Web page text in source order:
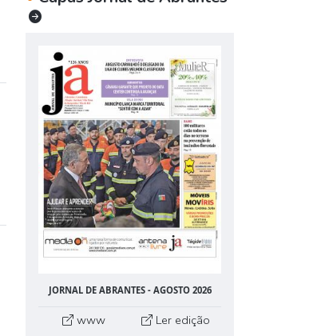
JORNAL DE ABRANTES - AGOSTO 2026
www Ler edição